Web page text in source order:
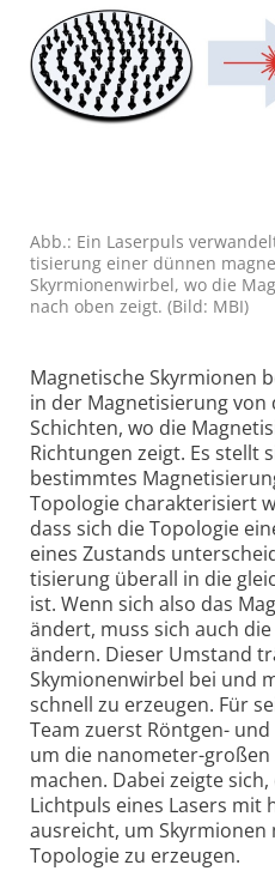
Abb.: Ein Laserpuls
tisierung einer dünnen
Skyrmionen­wirbel, wo die
nach oben zeigt. (Bild: MBI)
Magnetische Skyrmionen
in der Magne­tisierung
Schichten, wo die
Richtungen zeigt. Es stellt
bestimmtes
Topologie charakterisiert
dass sich die Topologie
eines Zustands
tisierung überall in die
ist. Wenn sich also das
ändert, muss sich auch
ändern. Dieser Umstand
Skymionen­wirbel bei und
schnell zu erzeugen. Für
Team zuerst Röntgen-
um die nanometer-
machen. Dabei zeigte
Lichtpuls eines Lasers mit
ausreicht, um
Topologie zu erzeugen.